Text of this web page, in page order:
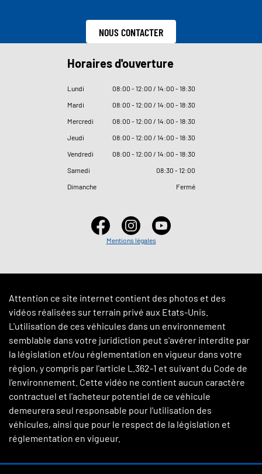
NOUS CONTACTER
Horaires d'ouverture
Lundi 08:00 - 12:00 / 14:00 - 18:30
Mardi
08:00 - 12:00 / 14:00 - 18:30
Mercredi
08:00 - 12:00 / 14:00 - 18:30
Jeudi
08:00 - 12:00 / 14:00 - 18:30
Vendredi
08:00 - 12:00 / 14:00 - 18:30
Samedi
08:30 - 12:00
Dimanche
Fermé
Mentions légales
Attention ce site internet contient des photos et des
vidéos réalisées sur terrain privé aux Etats-Unis.
L'utilisation de ces véhicules dans un environnement
semblable dans votre juridiction peut s'avérer interdite par
la législation et/ou réglementation en vigueur dans votre
région, y compris par l'article L.362-1 et suivant du Code de
l'environnement. Cette vidéo ne contient aucun caractère
contractuel et l'acheteur potentiel de ce véhicule
demeurera seul responsable pour l'utilisation des
véhicules, ainsi que pour le respect de la législation et
réglementation en vigueur.